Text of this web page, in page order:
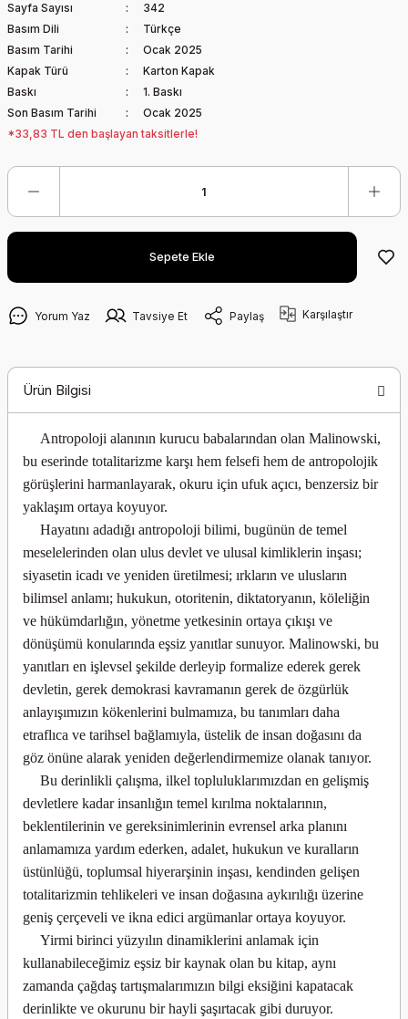
Sayfa Sayısı
342
Basım Dili
Türkçe
Basım Tarihi
Ocak 2025
Kapak Türü
Karton Kapak
Baskı
1. Baskı
Son Basım Tarihi
Ocak 2025
*33,83 TL den başlayan taksitlerle!
Sepete Ekle
Yorum Yaz Tavsiye Et Paylaş Karşılaştır
Ürün Bilgisi
Antropoloji alanının kurucu babalarından olan Malinowski,
bu eserinde totalitarizme karşı hem felsefi hem de antropolojik
görüşlerini harmanlayarak, okuru için ufuk açıcı, benzersiz bir
yaklaşım ortaya koyuyor.
Hayatını adadığı antropoloji bilimi, bugünün de temel
meselelerinden olan ulus devlet ve ulusal kimliklerin inşası;
siyasetin icadı ve yeniden üretilmesi; ırkların ve ulusların
bilimsel anlamı; hukukun, otoritenin, diktatoryanın, köleliğin
ve hükümdarlığın, yönetme yetkesinin ortaya çıkışı ve
dönüşümü konularında eşsiz yanıtlar sunuyor. Malinowski, bu
yanıtları en işlevsel şekilde derleyip formalize ederek gerek
devletin, gerek demokrasi kavramanın gerek de özgürlük
anlayışımızın kökenlerini bulmamıza, bu tanımları daha
etraflıca ve tarihsel bağlamıyla, üstelik de insan doğasını da
göz önüne alarak yeniden değerlendirmemize olanak tanıyor.
Bu derinlikli çalışma, ilkel topluluklarımızdan en gelişmiş
devletlere kadar insanlığın temel kırılma noktalarının,
beklentilerinin ve gereksinimlerinin evrensel arka planını
anlamamıza yardım ederken, adalet, hukukun ve kuralların
üstünlüğü, toplumsal hiyerarşinin inşası, kendinden gelişen
totalitarizmin tehlikeleri ve insan doğasına aykırılığı üzerine
geniş çerçeveli ve ikna edici argümanlar ortaya koyuyor.
Yirmi birinci yüzyılın dinamiklerini anlamak için
kullanabileceğimiz eşsiz bir kaynak olan bu kitap, aynı
zamanda çağdaş tartışmalarımızın bilgi eksiğini kapatacak
derinlikte ve okurunu bir hayli şaşırtacak gibi duruyor.